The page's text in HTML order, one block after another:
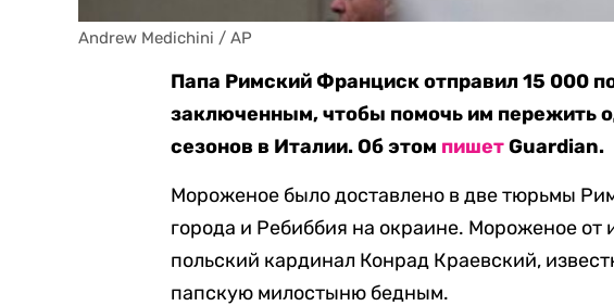
Andrew Medichini / AP
Папа Римский Франциск отправил 15 000
заключенным, чтобы помочь им пережить
сезонов в Италии. Об этом пишетGuardian.
Мороженое было доставлено в две тюрьмы
города и Ребиббия на окраине. Мороженое
польский кардинал Конрад Краевский,
папскую милостыню бедным.